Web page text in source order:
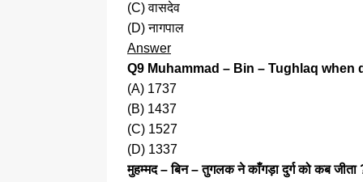
(C) वासदेव
(D) नागपाल
Answer
Q9 Muhammad – Bin – Tughlaq when
(A) 1737
(B) 1437
(C) 1527
(D) 1337
मुहम्मद – बिन – तुगलक ने काँगड़ा दुर्ग को कब जीता